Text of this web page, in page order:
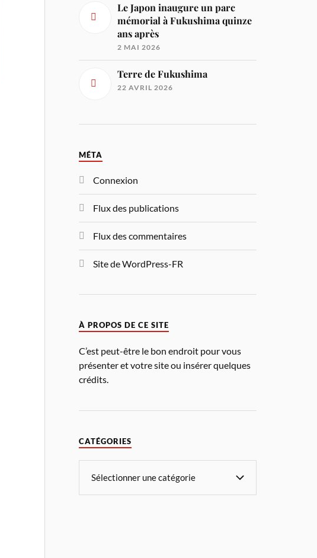
Le Japon inaugure un parc
mémorial à Fukushima quinze
ans après
2 MAI 2026
Terre de Fukushima
22 AVRIL 2026
MÉTA
Connexion
Flux des publications
Flux des commentaires
Site de WordPress-FR
À PROPOS DE CE SITE
C’est peut-être le bon endroit pour vous
présenter et votre site ou insérer quelques
crédits.
CATÉGORIES